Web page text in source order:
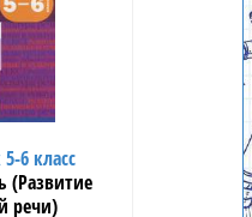
6 класс
(Развитие
речи)